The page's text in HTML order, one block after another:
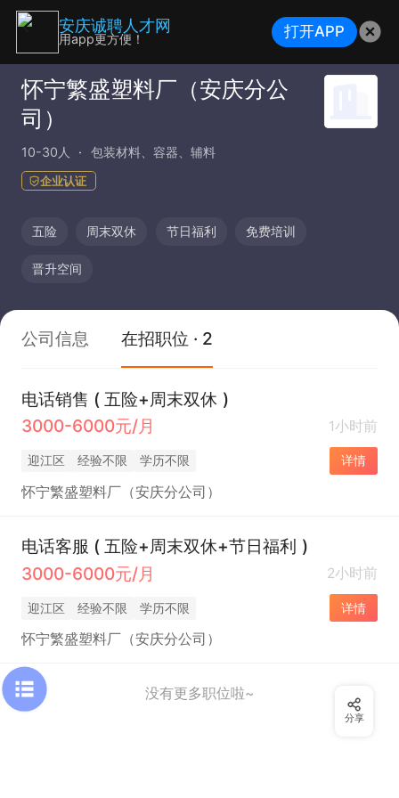
怀宁繁盛塑料厂（安庆分公
司）
10-30人 包装材料、容器、辅料
企业认证
五险 周末双休 节日福利 免费培训
晋升空间
公司信息 在招职位 · 2
电话销售 ( 五险+周末双休 )
3000-6000元/月
1小时前
迎江区 经验不限 学历不限 详情
怀宁繁盛塑料厂（安庆分公司）
电话客服 ( 五险+周末双休+节日福利 )
3000-6000元/月
2小时前
迎江区 经验不限 学历不限 详情
怀宁繁盛塑料厂（安庆分公司）
没有更多职位啦~
分享
安庆诚聘人才网
用app更方便！ 打开APP